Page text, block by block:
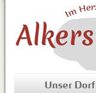
Unser Dorf